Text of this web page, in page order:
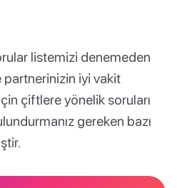
listemizi denemeden
iyi vakit
çiftlere yönelik soruları
gereken bazı